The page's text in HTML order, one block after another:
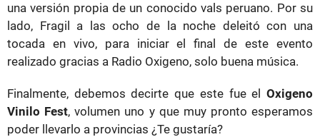
una versión propia de un conocido vals peruano. Por su
lado, Fragil a las ocho de la noche deleitó con una
tocada en vivo, para iniciar el final de este evento
realizado gracias a Radio Oxigeno, solo buena música.
Finalmente, debemos decirte que este fue el Oxigeno
Vinilo Fest, volumen uno y que muy pronto esperamos
poder llevarlo a provincias ¿Te gustaría?